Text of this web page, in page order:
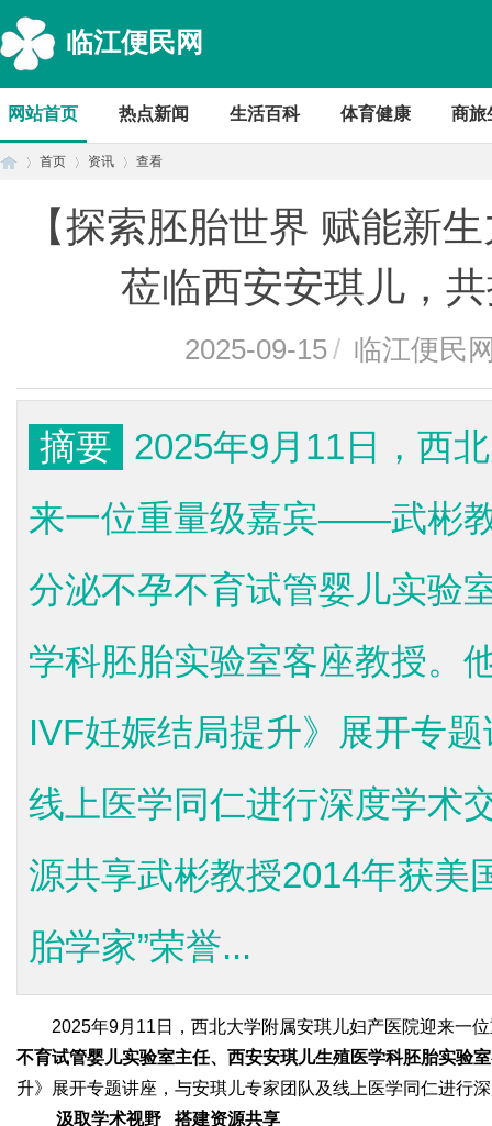
临江便民网
网站首页 热点新闻 生活百科 体育健康 商旅
首页 资讯 查看
【探索胚胎世界 赋能新
莅临西安安琪儿，
2025-09-15/ 临江便民
摘要
2025年9月11日，西
来一位重量级嘉宾——武彬
分泌不孕不育试管婴儿实验
学科胚胎实验室客座教授。
IVF妊娠结局提升》展开专
线上医学同仁进行深度学术
源共享武彬教授2014年获美
胎学家”荣誉...
2025年9月11日，西北大学附属安琪儿妇产医院迎来一
不育试管婴儿实验室主任、西安安琪儿生殖医学科胚胎实验
升》展开专题讲座，与安琪儿专家团队及线上医学同仁进行
汲取学术视野 搭建资源共享